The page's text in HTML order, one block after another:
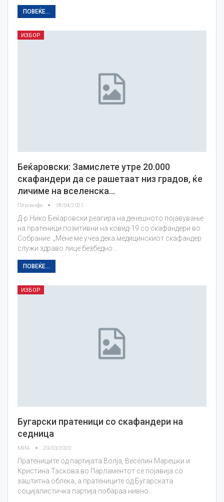
ПОВЕЌЕ...
ИЗБОР
Беќаровски: Замислете утре 20.000
скафандери да се рашетаат низ градов, ќе
личиме на вселенска…
Плусинфо 18/04/2021
Д-р Нико Беќаровски реагира на денешното појавување
на пратеници позитивни на ковид-19 со скафандери во
Собрание. „Мене ме учеа дека медицинскиот скафандер
служи здраво лице безбедно…
ПОВЕЌЕ...
ИЗБОР
Бугарски пратеници со скафандери на
седница
МИА 20/03/2020
Пратениците од партијата Волја, Веселин Марешки и
Кристина Таскова во Парламентот се појавија со
заштитна облека, а пратениците од Бугарската
социјалистичка партија побараа нивно…